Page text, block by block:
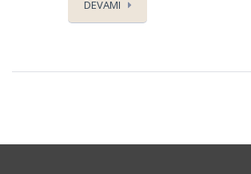
DEVAMI